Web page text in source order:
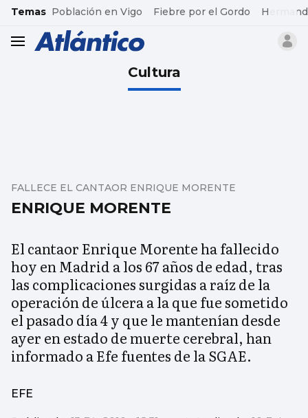
common.go-to-content
Temas Población en Vigo Fiebre por el Gordo
header.menu.open
Cultura
ENRIQUE MORENTE
FALLECE EL CANTAOR ENRIQUE MORENTE
El cantaor Enrique Morente ha fallecido
hoy en Madrid a los 67 años de edad, tras
las complicaciones surgidas a raíz de la
operación de úlcera a la que fue sometido
el pasado día 4 y que le mantenían desde
ayer en estado de muerte cerebral, han
informado a Efe fuentes de la SGAE.
EFE